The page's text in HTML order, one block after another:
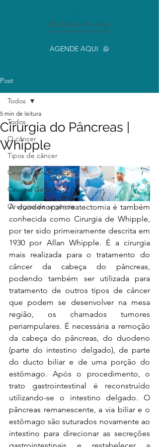
AGENDE AQUI
Post
Todos
O câncer
Tipos de câncer
Cirurgia Oncológica
Cirurgia Geral
Cirurgias de urgência
Todos
Cirurgia do Pâncreas |
Whipple
5 min de leitura
A duodenopancreatectomia é também
conhecida como Cirurgia de Whipple,
por ter sido primeiramente descrita em
1930 por Allan Whipple. É a cirurgia
mais realizada para o tratamento do
câncer da cabeça do pâncreas,
podendo também ser utilizada para
tratamento de outros tipos de câncer
que podem se desenvolver na mesa
região, os chamados tumores
periampulares. É necessária a remoção
da cabeça do pâncreas, do duodeno
(parte do intestino delgado), de parte
do ducto biliar e de uma porção do
estômago. Após o procedimento, o
trato gastrointestinal é reconstruído
utilizando-se o intestino delgado. O
pâncreas remanescente, a via biliar e o
estômago são suturados novamente ao
intestino para direcionar as secreções